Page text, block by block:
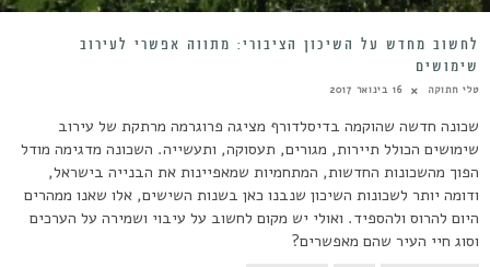
לחשוב מחדש על השיכון הציבורי: מתווה אפשרי לעירוב
שימושים
טלי חתוקה 16 בינואר 2017
שכונה חדשה שהוקמה בדיסלדורף מציגה פרוגרמה מרתקת של עירוב
שימושים הכולל תיירות, מגורים, תעסוקה, ותעשייה. השכונה מדגימה מודל
הפוך מהשכונות החדשות, המתחמיות שמאפיינות את הבנייה בישראל,
ודומה יותר לשכונות השיכון שנבנו כאן בשנות השישים, אלו שאנו ממהרים
היום להרוס ולהספיד. ואולי יש מקום לחשוב על עיבוי ושמירה על הערכים
וסוג חיי העיר שהם מאפשרים?